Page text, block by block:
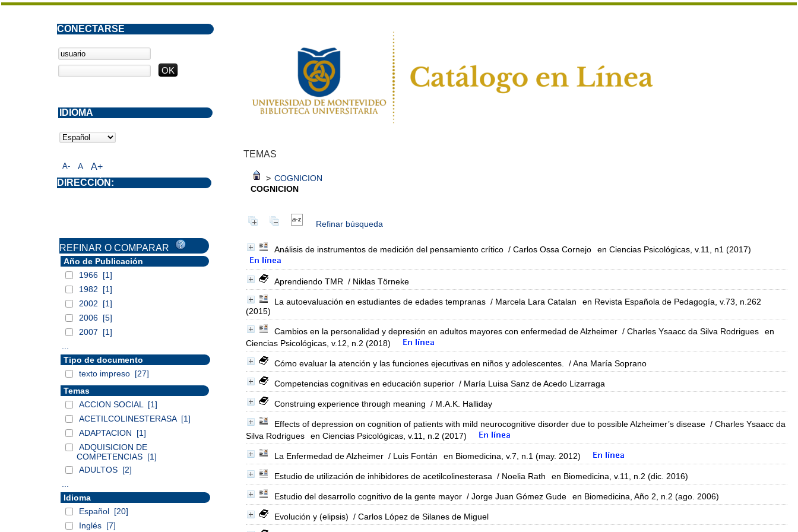
TEMAS
> COGNICION
COGNICION
Refinar búsqueda
Análisis de instrumentos de medición del pensamiento crítico / Carlos Ossa Cornejo en Ciencias Psicológicas, v.11, n1 (2017)
Aprendiendo TMR / Niklas Törneke
La autoevaluación en estudiantes de edades tempranas / Marcela Lara Catalan
en Revista Española de Pedagogía, v.73, n.262
(2015)
Cambios en la personalidad y depresión en adultos mayores con enfermedad de Alzheimer / Charles Ysaacc da Silva Rodrigues
en
Ciencias Psicológicas, v.12, n.2 (2018)
Cómo evaluar la atención y las funciones ejecutivas en niños y adolescentes. / Ana María Soprano
Competencias cognitivas en educación superior / María Luisa Sanz de Acedo Lizarraga
Construing experience through meaning / M.A.K. Halliday
Effects of depression on cognition of patients with mild neurocognitive disorder due to possible Alzheimer’s disease / Charles Ysaacc da
Silva Rodrigues
en Ciencias Psicológicas, v.11, n.2 (2017)
La Enfermedad de Alzheimer / Luis Fontán en Biomedicina, v.7, n.1 (may. 2012)
Estudio de utilización de inhibidores de acetilcolinesterasa / Noelia Rath en Biomedicina, v.11, n.2 (dic. 2016)
Estudio del desarrollo cognitivo de la gente mayor / Jorge Juan Gómez Gude en Biomedicina, Año 2, n.2 (ago. 2006)
Evolución y (elipsis) / Carlos López de Silanes de Miguel
A- A A+
CONECTARSE
DIRECCIÓN:
IDIOMA
REFINAR O COMPARAR
Año de Publicación
1966 [1]
1982
[1]
2002
[1]
2006 [5]
2007
[1]
Tipo de documento
texto impreso [27]
Temas
ACCION SOCIAL
[1]
ACETILCOLINESTERASA [1]
ADAPTACION
[1]
ADQUISICION DE
COMPETENCIAS [1]
ADULTOS [2]
Idioma
Español [20]
Inglés [7]